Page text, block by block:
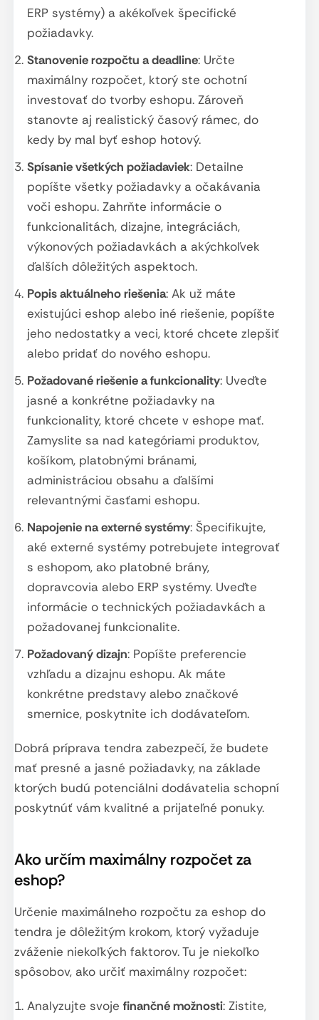
ERP systémy) a akékoľvek špecifické
požiadavky.
Stanovenie rozpočtu a deadline: Určte
maximálny rozpočet, ktorý ste ochotní
investovať do tvorby eshopu. Zároveň
stanovte aj realistický časový rámec, do
kedy by mal byť eshop hotový.
Spísanie všetkých požiadaviek: Detailne
popíšte všetky požiadavky a očakávania
voči eshopu. Zahrňte informácie o
funkcionalitách, dizajne, integráciách,
výkonových požiadavkách a akýchkoľvek
ďalších dôležitých aspektoch.
Popis aktuálneho riešenia: Ak už máte
existujúci eshop alebo iné riešenie, popíšte
jeho nedostatky a veci, ktoré chcete zlepšiť
alebo pridať do nového eshopu.
Požadované riešenie a funkcionality: Uveďte
jasné a konkrétne požiadavky na
funkcionality, ktoré chcete v eshope mať.
Zamyslite sa nad kategóriami produktov,
košíkom, platobnými bránami,
administráciou obsahu a ďalšími
relevantnými časťami eshopu.
Napojenie na externé systémy: Špecifikujte,
aké externé systémy potrebujete integrovať
s eshopom, ako platobné brány,
dopravcovia alebo ERP systémy. Uveďte
informácie o technických požiadavkách a
požadovanej funkcionalite.
Požadovaný dizajn: Popíšte preferencie
vzhľadu a dizajnu eshopu. Ak máte
konkrétne predstavy alebo značkové
smernice, poskytnite ich dodávateľom.
Dobrá príprava tendra zabezpečí, že budete
mať presné a jasné požiadavky, na základe
ktorých budú potenciálni dodávatelia schopní
poskytnúť vám kvalitné a prijateľné ponuky.
Ako určím maximálny rozpočet za
eshop?
Určenie maximálneho rozpočtu za eshop do
tendra je dôležitým krokom, ktorý vyžaduje
zváženie niekoľkých faktorov. Tu je niekoľko
spôsobov, ako určiť maximálny rozpočet:
Analyzujte svoje finančné možnosti: Zistite,